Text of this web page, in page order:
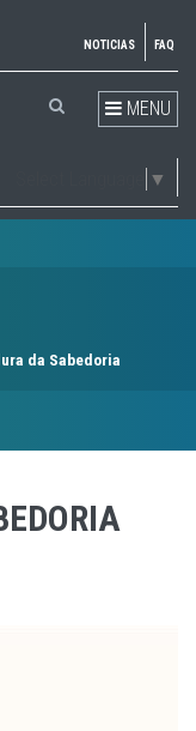
NOTICIAS FAQ
MENU
▼
da Sabedoria